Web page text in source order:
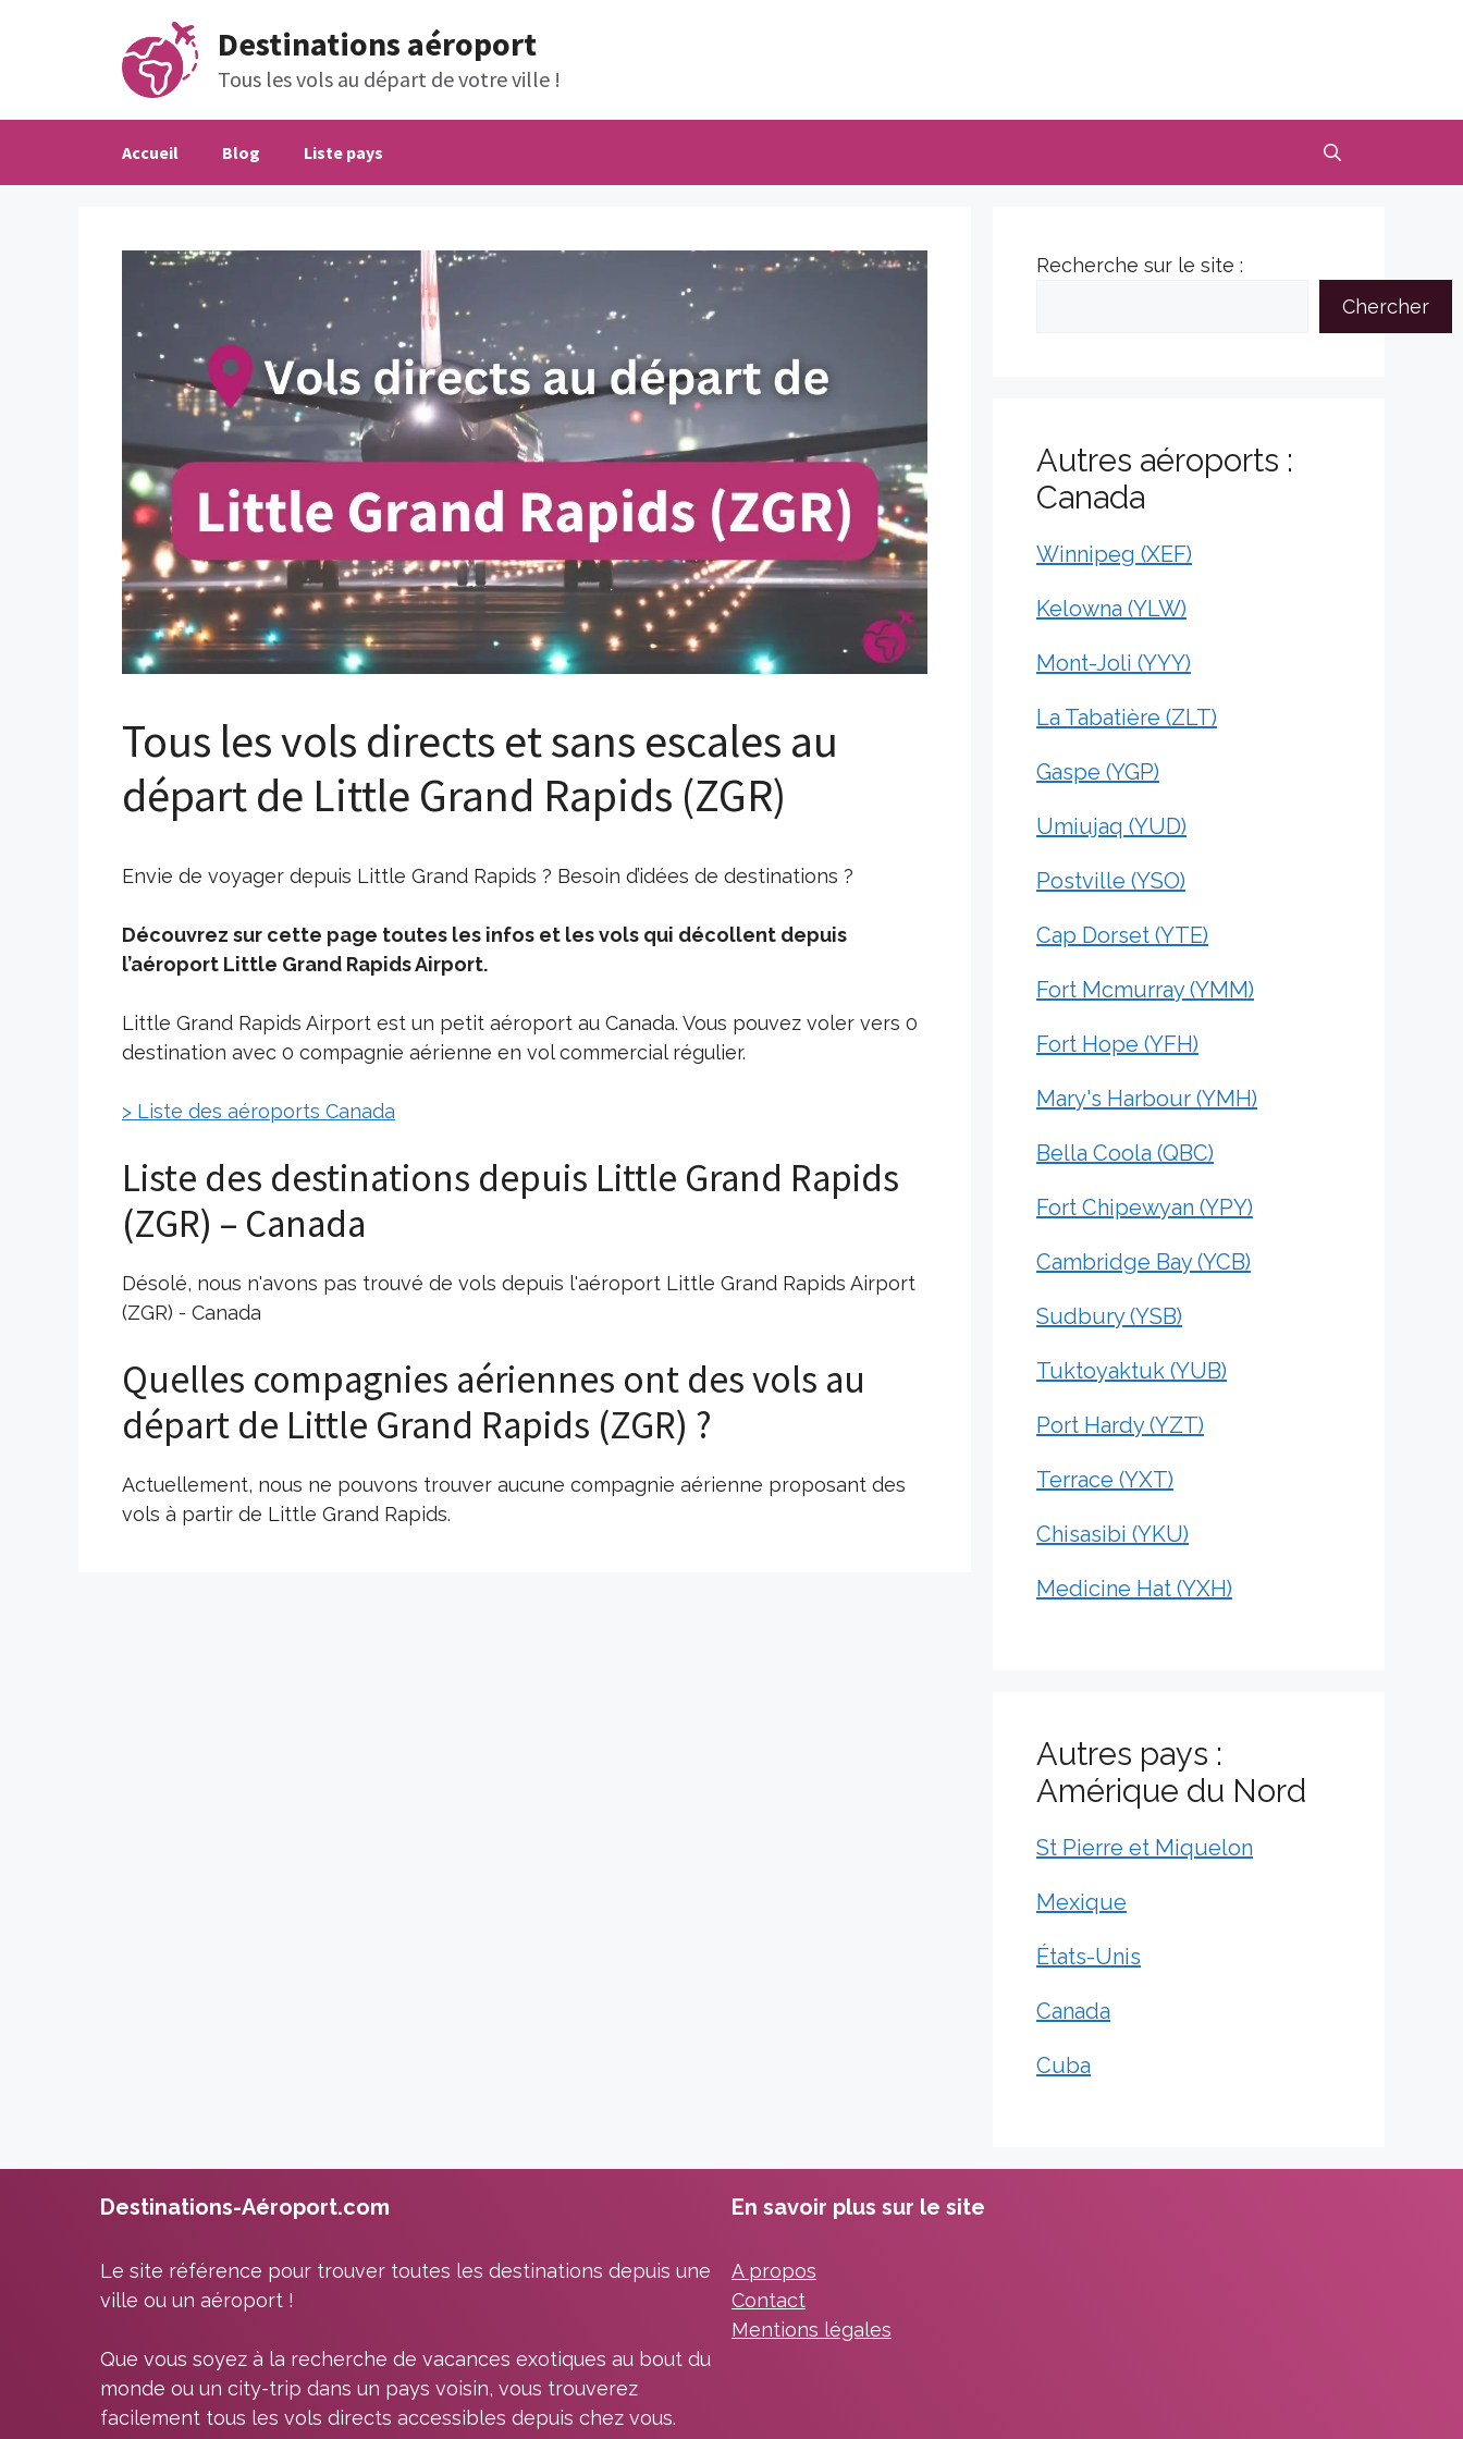
Destinations aéroport
Tous les vols au départ de votre ville !
Accueil Blog Liste pays
Tous les vols directs et sans escales au
départ de Little Grand Rapids (ZGR)
Envie de voyager depuis Little Grand Rapids ? Besoin d’idées de destinations ?
Découvrez sur cette page toutes les infos et les vols qui décollent depuis
l’aéroport Little Grand Rapids Airport.
Little Grand Rapids Airport est un petit aéroport au Canada. Vous pouvez voler vers 0
destination avec 0 compagnie aérienne en vol commercial régulier.
> Liste des aéroports Canada
Liste des destinations depuis Little Grand Rapids
(ZGR) – Canada
Désolé, nous n'avons pas trouvé de vols depuis l'aéroport Little Grand Rapids Airport
(ZGR) - Canada
Quelles compagnies aériennes ont des vols au
départ de Little Grand Rapids (ZGR) ?
Actuellement, nous ne pouvons trouver aucune compagnie aérienne proposant des
vols à partir de Little Grand Rapids.
Recherche sur le site :
Chercher
Autres aéroports :
Canada
Winnipeg (XEF)
Kelowna (YLW)
Mont-Joli (YYY)
La Tabatière (ZLT)
Gaspe (YGP)
Umiujaq (YUD)
Postville (YSO)
Cap Dorset (YTE)
Fort Mcmurray (YMM)
Fort Hope (YFH)
Mary's Harbour (YMH)
Bella Coola (QBC)
Fort Chipewyan (YPY)
Cambridge Bay (YCB)
Sudbury (YSB)
Tuktoyaktuk (YUB)
Port Hardy (YZT)
Terrace (YXT)
Chisasibi (YKU)
Medicine Hat (YXH)
Autres pays :
Amérique du Nord
St Pierre et Miquelon
Mexique
États-Unis
Canada
Cuba
Destinations-Aéroport.com
Le site référence pour trouver toutes les destinations depuis une
ville ou un aéroport !
Que vous soyez à la recherche de vacances exotiques au bout du
monde ou un city-trip dans un pays voisin, vous trouverez
facilement tous les vols directs accessibles depuis chez vous.
En savoir plus sur le site
A propos
Contact
Mentions légales